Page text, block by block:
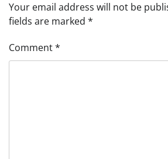
Your email address will not be
fields are marked *
Comment*